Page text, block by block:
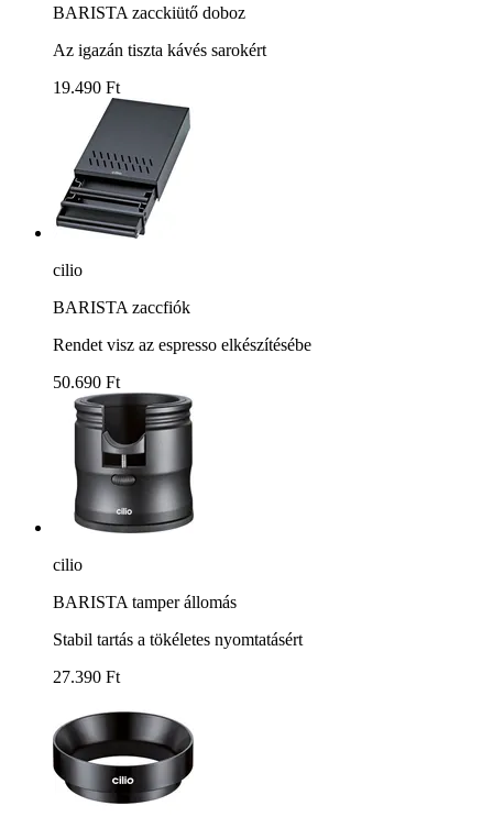
BARISTA zacckiütő doboz
Az igazán tiszta kávés sarokért
19.490 Ft
cilio
BARISTA zaccfiók
Rendet visz az espresso elkészítésébe
50.690 Ft
cilio
BARISTA tamper állomás
Stabil tartás a tökéletes nyomtatásért
27.390 Ft